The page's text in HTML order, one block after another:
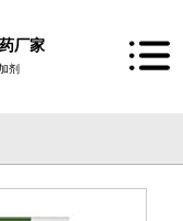
厂家
剂